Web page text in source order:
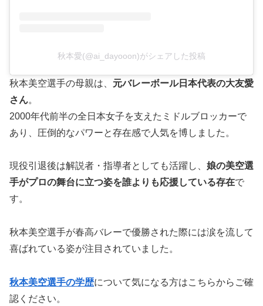
秋本愛(@ai_dayooon)がシェアした投稿
秋本美空選手の母親は、 元バレーボール日本代表の大友愛
さん。
2000年代前半の全日本女子を支えたミドルブロッカーで
あり、圧倒的なパワーと存在感で人気を博しました。
現役引退後は解説者・指導者としても活躍し、 娘の美空選
手がプロの舞台に立つ姿を誰よりも応援している存在で
す。
秋本美空選手が春高バレーで優勝された際には涙を流して
喜ばれている姿が注目されていました。
秋本美空選手の学歴について気になる方はこちらからご確
認ください。